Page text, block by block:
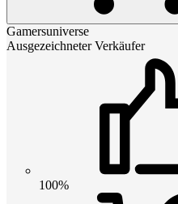
Gamersuniverse
Ausgezeichneter Verkäufer
100%